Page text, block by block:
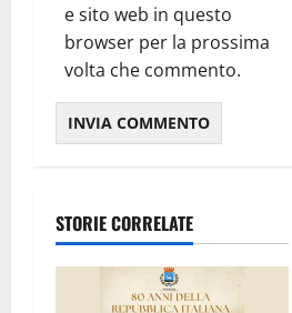
e sito web in questo
browser per la prossima
volta che commento.
STORIE CORRELATE